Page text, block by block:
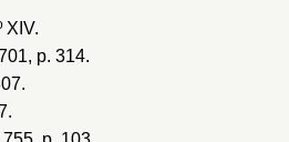
XIV.
, p. 314.